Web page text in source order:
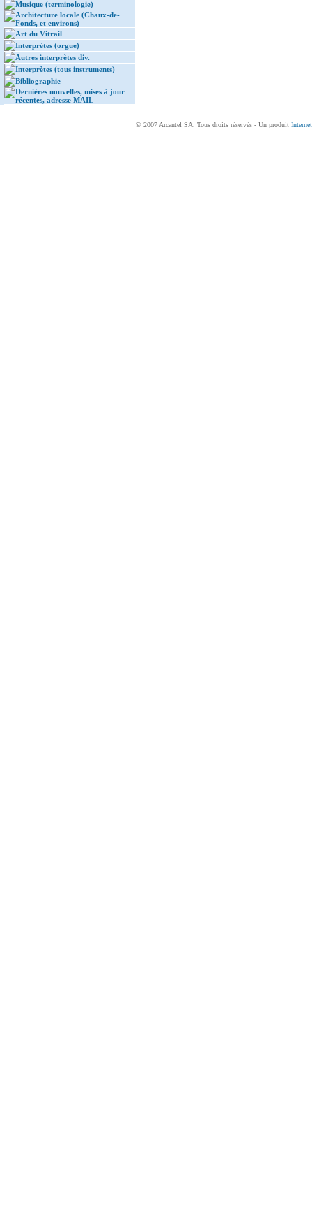
Musique (terminologie)
Architecture locale (Chaux-de-
Fonds, et environs)
Art du Vitrail
Interprètes (orgue)
Autres interprètes div.
Interprètes (tous instruments)
Bibliographie
Dernières nouvelles, mises à jour
récentes, adresse MAIL
© 2007 Arcantel SA. Tous droits réservés - Un produit